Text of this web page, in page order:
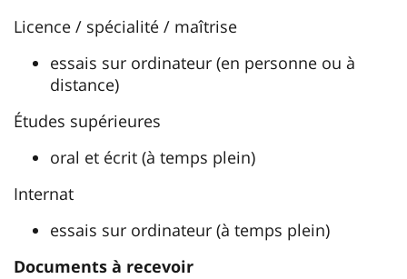
Licence / spécialité / maîtrise
essais sur ordinateur (en personne ou à
distance)
Études supérieures
oral et écrit (à temps plein)
Internat
essais sur ordinateur (à temps plein)
Documents à recevoir